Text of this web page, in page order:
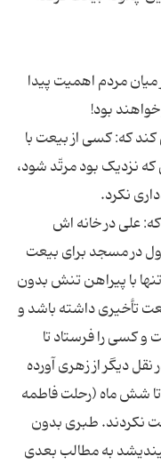
میان مردم اهمیت پیدا
که: کسی از بیعت با
که نزدیک بود مرتّد شود،
علی در خانه اش
در مسجد برای بیعت
با پیراهن تنش بدون
تأخیری داشته باشد و
کسی را فرستاد تا
نقل دیگر از زهری آورده
شش ماه (رحلت فاطمه
نکردند. طبری بدون
به مطالب بعدی